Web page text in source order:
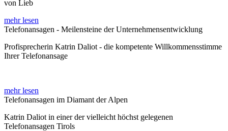
von Lieb
mehr lesen
Telefonansagen - Meilensteine der Unternehmensentwicklung
Profisprecherin Katrin Daliot - die kompetente Willkommensstimme
Ihrer Telefonansage
mehr lesen
Telefonansagen im Diamant der Alpen
Katrin Daliot in einer der vielleicht höchst gelegenen
Telefonansagen Tirols